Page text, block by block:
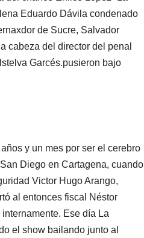
Eduardo Dávila condenado
de Sucre, Salvador
cabeza del director del penal
Garcés.pusieron bajo
y un mes por ser el cerebro
Diego en Cartagena, cuando
Victor Hugo Arango,
al entonces fiscal Néstor
Ese día La
el show bailando junto al